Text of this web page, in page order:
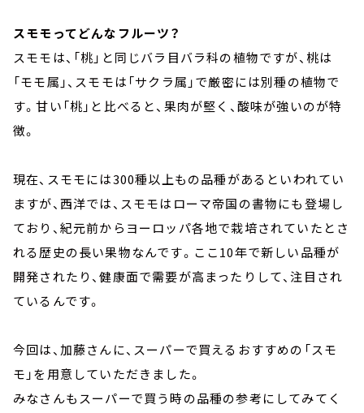
スモモってどんなフルーツ？
スモモは、「桃」と同じバラ目バラ科の植物ですが、桃は
「モモ属」、スモモは「サクラ属」で厳密には別種の植物で
す。甘い「桃」と比べると、果肉が堅く、酸味が強いのが特
徴。
現在、スモモには300種以上もの品種があるといわれてい
ますが、西洋では、スモモはローマ帝国の書物にも登場し
ており、紀元前からヨーロッパ各地で栽培されていたとさ
れる歴史の長い果物なんです。ここ10年で新しい品種が
開発されたり、健康面で需要が高まったりして、注目され
ているんです。
今回は、加藤さんに、スーパーで買えるおすすめの「スモ
モ」を用意していただきました。
みなさんもスーパーで買う時の品種の参考にしてみてく